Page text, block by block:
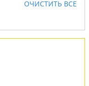
ОЧИСТИТЬ ВСЕ